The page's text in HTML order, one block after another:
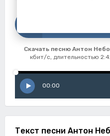
Скачать песню Антон
кбит/с, длительностью
00:00
Текст песни Антон